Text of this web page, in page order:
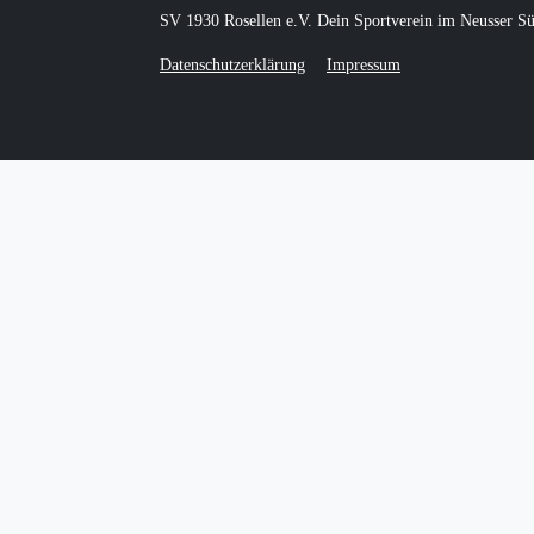
SV 1930 Rosellen e.V. Dein Sportverein im Neusser
Datenschutzerklärung Impressum